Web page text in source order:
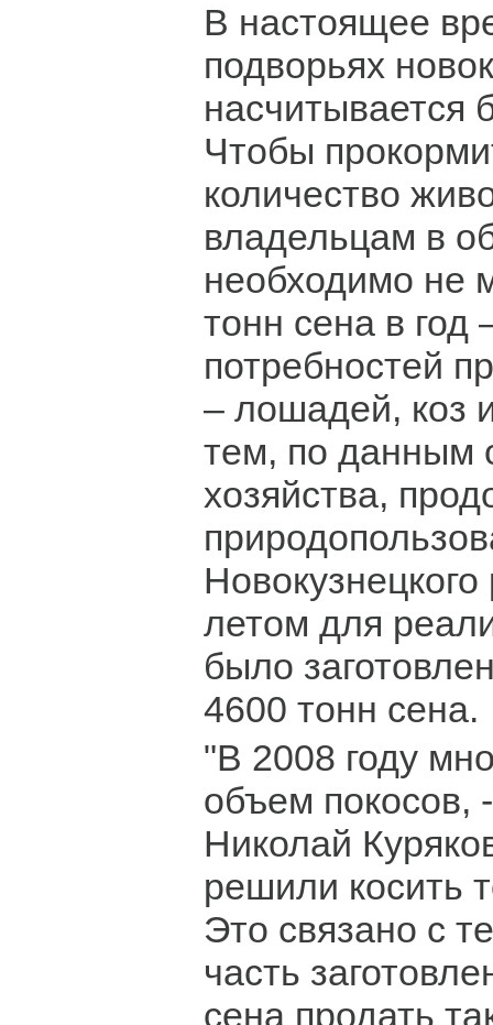
В настоящее
подворьях
насчитывается
Чтобы
количество
владельцам в
необходимо не
тонн сена в год
потребностей
– лошадей, коз
тем, по данным
хозяйства,
летом для
было
4600 тонн сена.
"В 2008 году
объем покосов,
Николай
решили косить
Это связано с
часть
сена продать